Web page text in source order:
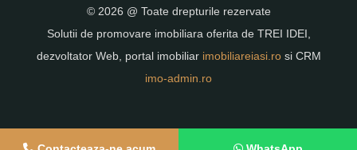
© 2026 @ Toate drepturile rezervate
Solutii de promovare imobiliara oferita de TREI IDEI,
dezvoltator Web, portal imobiliar imobiliareiasi.rosi CRM
imo-admin.ro